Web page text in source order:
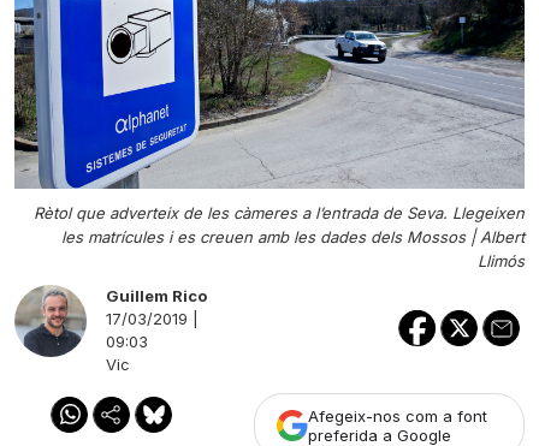
Rètol que adverteix de les càmeres a l’entrada de Seva. Llegeixen
les matrícules i es creuen amb les dades dels Mossos |Albert
Llimós
Guillem Rico
17/03/2019 |
09:03
Vic
Afegeix-nos com a font
preferida a Google